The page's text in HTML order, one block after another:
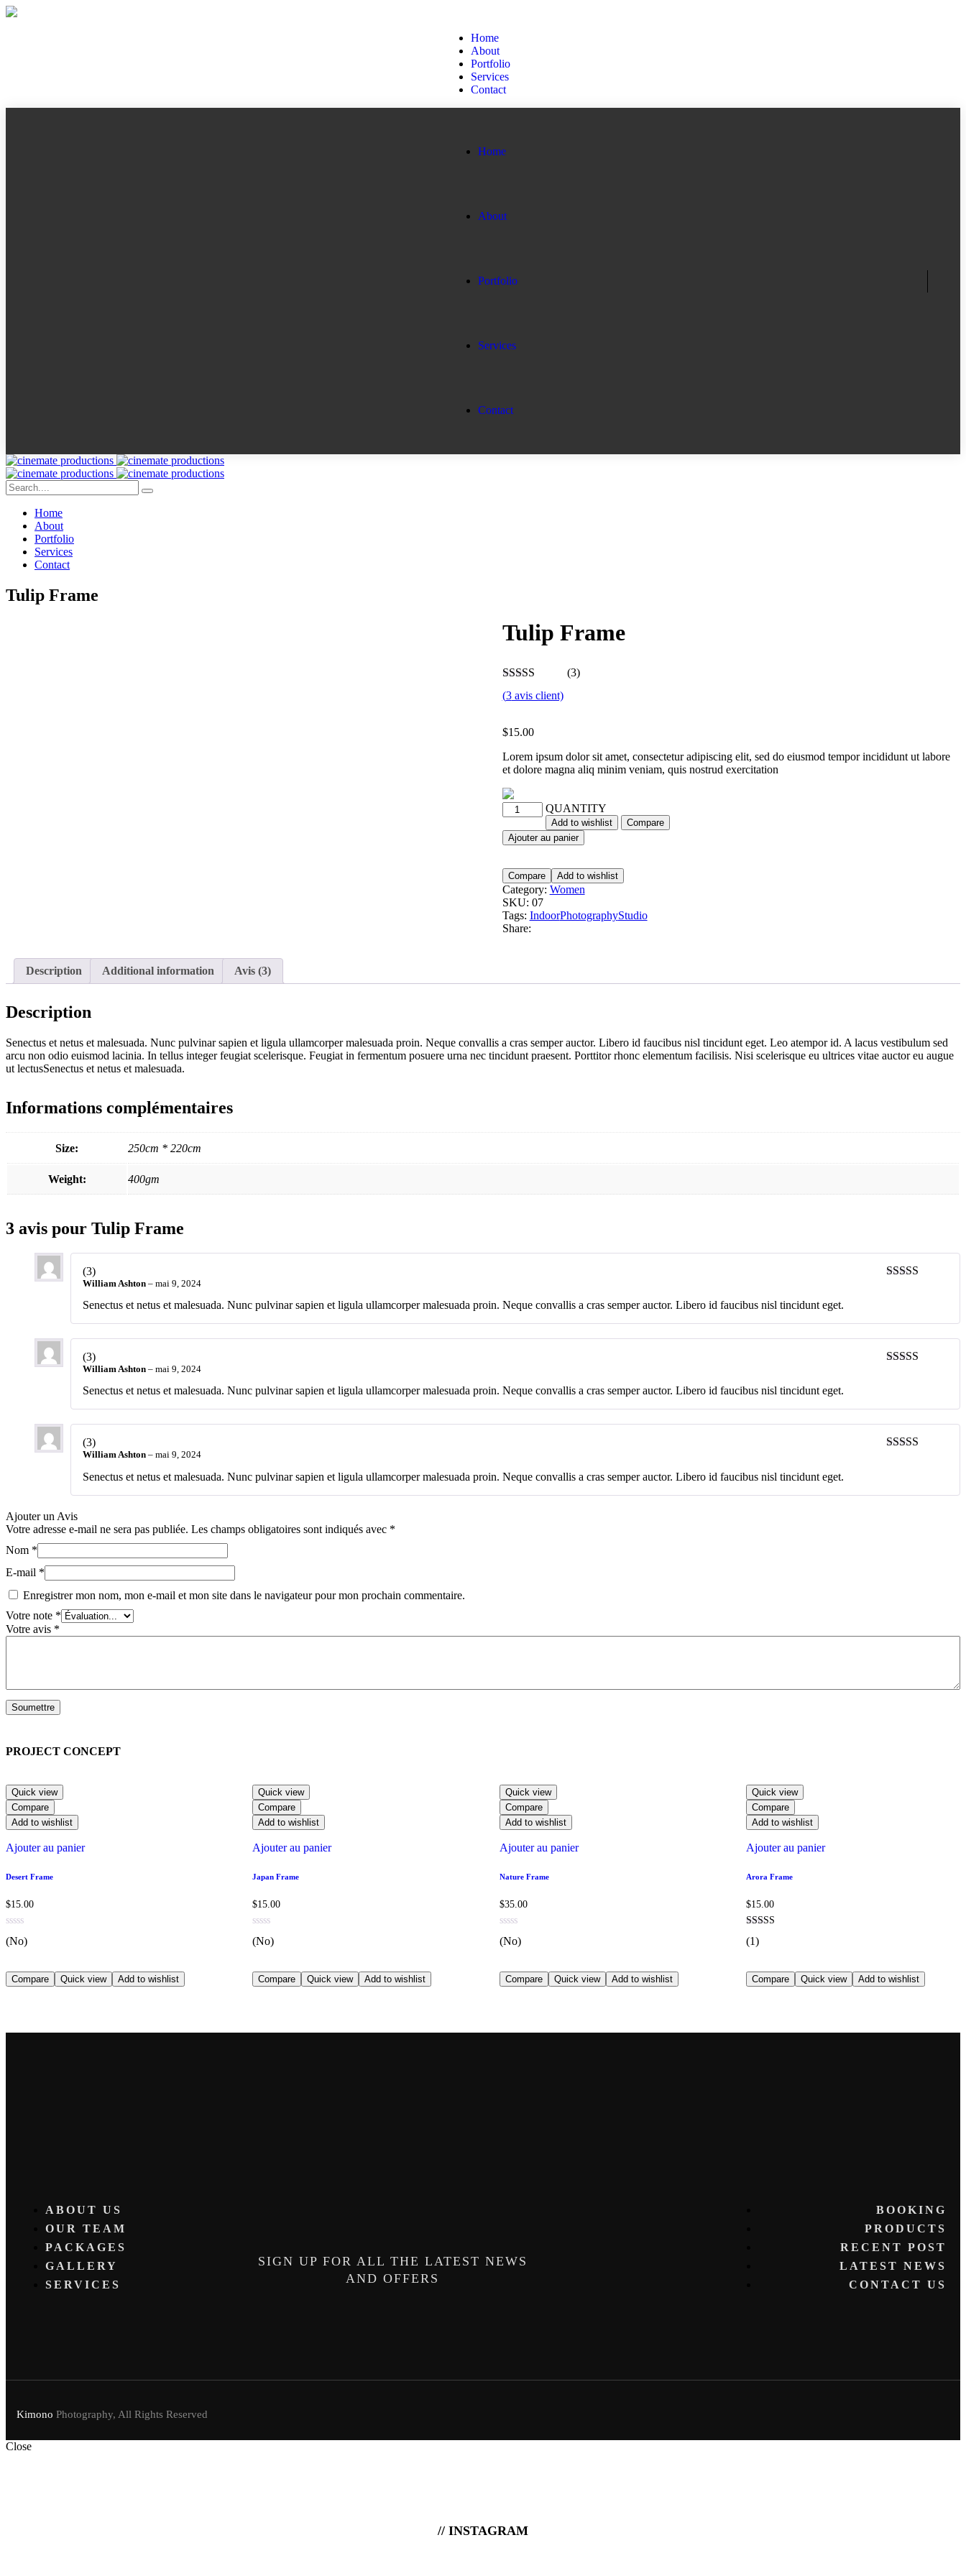
Home
About
Portfolio
Services
Contact
Home
About
Portfolio
Services
Contact
Home
About
Portfolio
Services
Contact
Tulip Frame
Tulip Frame
(3)
(3avis client)
$15.00
Lorem ipsum dolor sit amet, consectetur adipiscing elit, sed do eiusmod tempor incididunt ut labore
et dolore magna aliq minim veniam, quis nostrud exercitation
QUANTITY
Add to wishlist
Compare
Ajouter au panier
Compare Add to wishlist
Category: Women
SKU: 07
Tags: IndoorPhotographyStudio
Share:
Description Additional information Avis (3)
Description
Senectus et netus et malesuada. Nunc pulvinar sapien et ligula ullamcorper malesuada proin. Neque convallis a cras semper auctor. Libero id faucibus nisl tincidunt eget. Leo atempor id. A lacus vestibulum sed
arcu non odio euismod lacinia. In tellus integer feugiat scelerisque. Feugiat in fermentum posuere urna nec tincidunt praesent. Porttitor rhonc elementum facilisis. Nisi scelerisque eu ultrices vitae auctor eu augue
ut lectusSenectus et netus et malesuada.
Informations complémentaires
Size: 250cm * 220cm
Weight: 400gm
3 avis pour Tulip Frame
(3)
William Ashton – mai 9, 2024
Senectus et netus et malesuada. Nunc pulvinar sapien et ligula ullamcorper malesuada proin. Neque convallis a cras semper auctor. Libero id faucibus nisl tincidunt eget.
(3)
William Ashton – mai 9, 2024
Senectus et netus et malesuada. Nunc pulvinar sapien et ligula ullamcorper malesuada proin. Neque convallis a cras semper auctor. Libero id faucibus nisl tincidunt eget.
(3)
William Ashton – mai 9, 2024
Senectus et netus et malesuada. Nunc pulvinar sapien et ligula ullamcorper malesuada proin. Neque convallis a cras semper auctor. Libero id faucibus nisl tincidunt eget.
Ajouter un Avis
Votre adresse e-mail ne sera pas publiée. Les champs obligatoires sont indiqués avec *
Nom *
E-mail *
Enregistrer mon nom, mon e-mail et mon site dans le navigateur pour mon prochain commentaire.
Votre note *
Votre avis *
PROJECT CONCEPT
Quick view
Compare
Add to wishlist
Ajouter au panier
Desert Frame
$15.00
(No)
Compare Quick view Add to wishlist
Quick view
Compare
Add to wishlist
Ajouter au panier
Japan Frame
$15.00
(No)
Compare Quick view Add to wishlist
Quick view
Compare
Add to wishlist
Ajouter au panier
Nature Frame
$35.00
(No)
Compare Quick view Add to wishlist
Quick view
Compare
Add to wishlist
Ajouter au panier
Arora Frame
$15.00
(1)
Compare Quick view Add to wishlist
ABOUT US
OUR TEAM
PACKAGES
GALLERY
SERVICES
SIGN UP FOR ALL THE LATEST NEWS
AND OFFERS
BOOKING
PRODUCTS
RECENT POST
LATEST NEWS
CONTACT US
Kimono Photography, All Rights Reserved
Close
// INSTAGRAM